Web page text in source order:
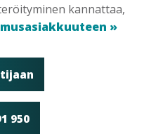
kannattaa,
»
950